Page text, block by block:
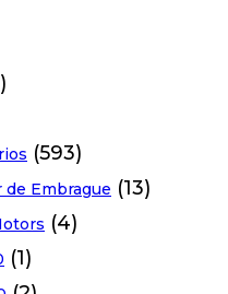
(593)
Embrague (13)
(4)
(1)